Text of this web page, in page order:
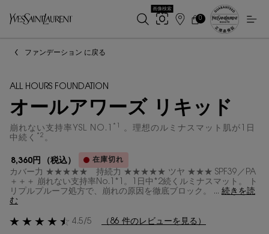
画像検索
店
カ
0
0 カート内の製品
ファンデーション に戻る
ALL HOURS FOUNDATION
オールアワーズ リキッド
崩れない支持率YSL NO.1 *1
。理想のルミナスマット肌が1日
中続く
*2 。
8,360円 （税込） 在庫切れ
カバー力 ★★★★★ 持続力 ★★★★★ ツヤ ★★★ SPF39／PA
＋＋＋ 崩れない支持率No.1*1。1日中*2続くルミナスマット。 ト
リプルプルーフ処方で、崩れの原因を徹底ブロック。 ... 続きを読
む
4.5/5 （86 件のレビューを見る）